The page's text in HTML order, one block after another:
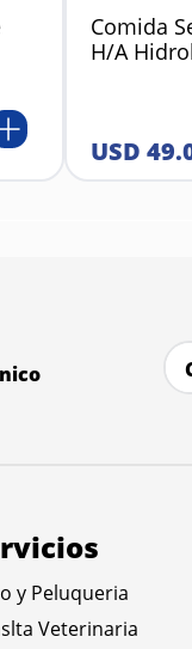
Comida
H/A
USD 49.
y Peluqueria
Veterinaria